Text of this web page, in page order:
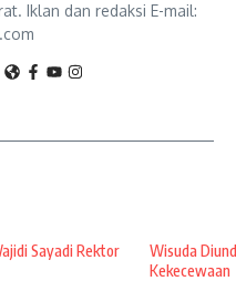
Iklan dan redaksi E-mail:
Sayadi Rektor
Wisuda
Kekecewaan